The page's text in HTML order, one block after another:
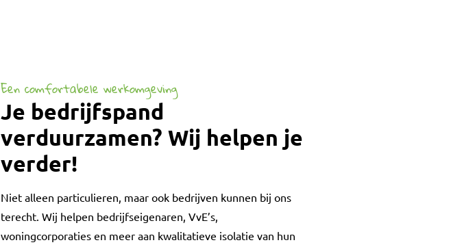
Een comfortabele werkomgeving
Je bedrijfspand
verduurzamen? Wij helpen je
verder!
Niet alleen particulieren, maar ook bedrijven kunnen bij ons
terecht. Wij helpen bedrijfseigenaren, VvE’s,
woningcorporaties en meer aan kwalitatieve isolatie van hun